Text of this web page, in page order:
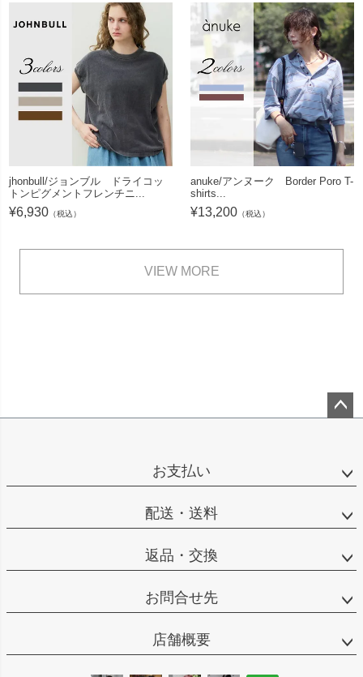
jhonbull/ジョンブル ドライコッ
トンピグメントフレンチニ...
¥6,930 （税込）
anuke/アンヌーク Border Poro T-
shirts...
¥13,200 （税込）
VIEW MORE
ップ
へ
お支払い
配送・送料
返品・交換
お問合せ先
店舗概要